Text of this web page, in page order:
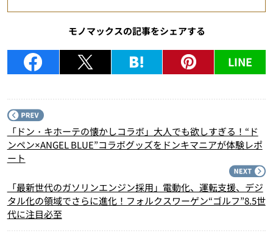
モノマックスの記事をシェアする
LINE
「ドン・キホーテの懐かしコラボ」大人でも欲しすぎる！“ド
ンペン×ANGEL BLUE”コラボグッズをドンキマニアが体験レポ
ート
「最新世代のガソリンエンジン採用」電動化、運転支援、デジ
タル化の領域でさらに進化！フォルクスワーゲン“ゴルフ”8.5世
代に注目必至